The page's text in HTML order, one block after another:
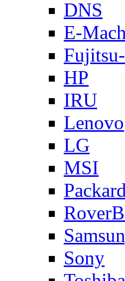
DNS
E-
HP
IRU
Lenovo
LG
MSI
Sony